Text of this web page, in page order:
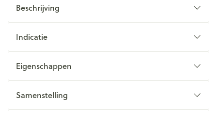
Beschrijving
Indicatie
Eigenschappen
Samenstelling